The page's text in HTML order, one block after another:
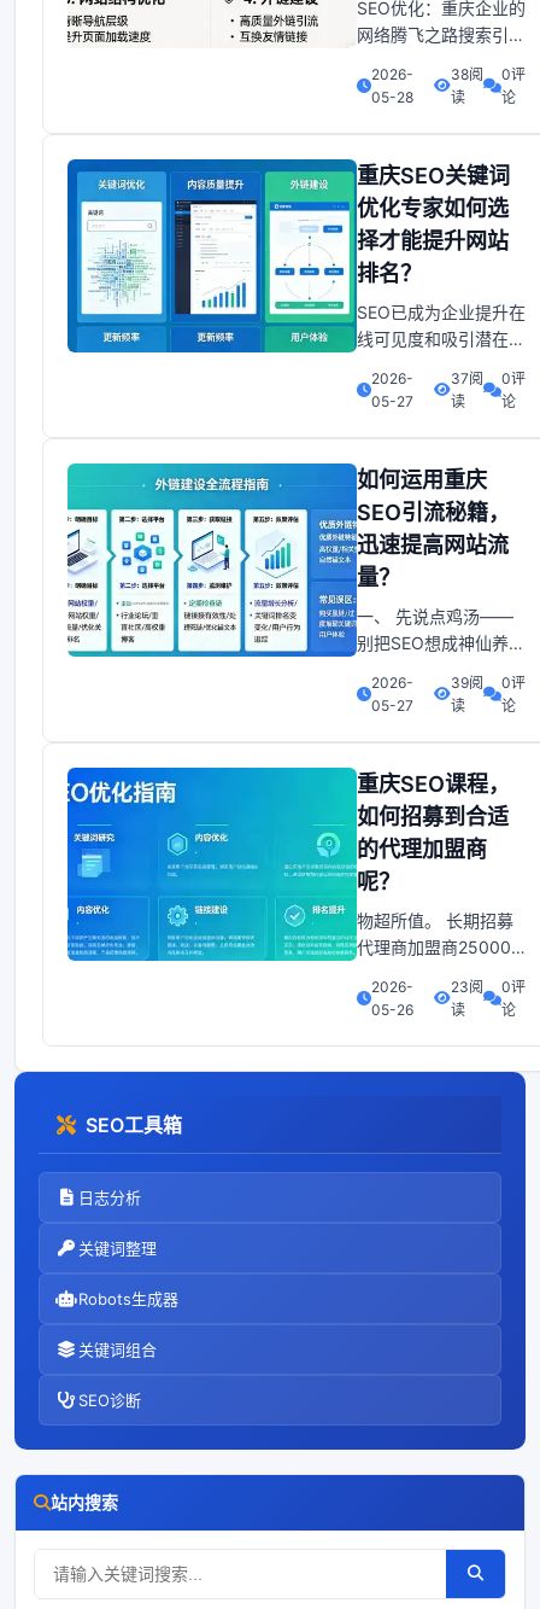
新
SEO优化：重庆企业的
网络腾飞之路搜索引擎
网络曝光度、吸引目标
重庆这样一个充满活力
和潜力的市场，掌握有
效的SEO优化策略显得
尤为关键，我深信...。
你是否曾经在茫茫网海
中迷失，找不到自己企
业的定位？那
2026-
05-28
38阅
读
0评
论
重庆SEO关键词
优化专家如何选
择才能提升网站
排名？
SEO已成为企业提升在
线可见度和吸引潜在客
词优化作为SEO的核
喻。 交学费了。 本文
将深入探讨重庆地区的
关键词优化策略，助您
在竞争激烈的市场中脱
颖而出。一、 SEO专
家选择的基石：专业与
实战对于重庆的企
2026-
05-27
37阅
读
0评
论
如何运用重庆
SEO引流秘籍，
迅速提高网站流
量？
一、 先说点鸡汤——
别把SEO想成神仙养成
城雾气跟你的网站流量
望一天就能把搜索引擎
的心掏出来 先给自己
来杯辣椒火锅底料，热
血沸腾才有动力去写那
堆标题、描述、关键
词。2026年5月的重庆
天气预报说：多云
2026-
05-27
39阅
读
0评
论
重庆SEO课程，
如何招募到合适
的代理加盟商
呢？
物超所值。 长期招募
代理商加盟商25000-
区万博经验不限学历不
重庆渝中区解放碑5-
10年大专.客如云产品
互联网科技有限公司沈
2026-
05-26
23阅
读
0评
论
SEO工具箱
日志分析
关键词整理
Robots生成器
关键词组合
SEO诊断
站内搜索